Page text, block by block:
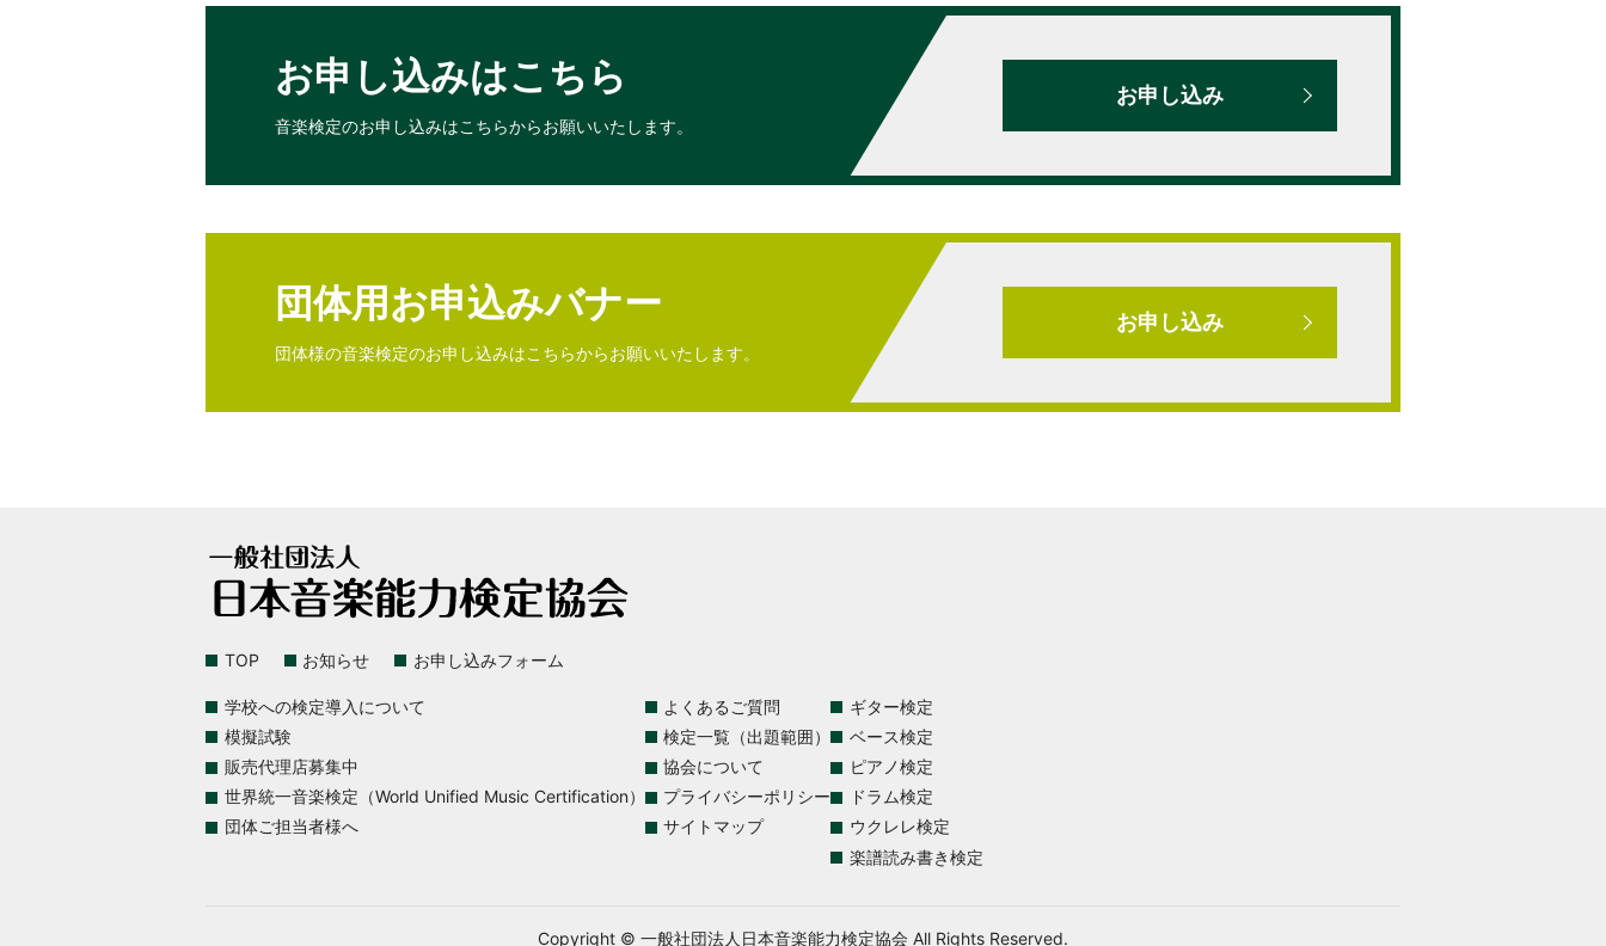
お申し込みはこちら
音楽検定のお申し込みはこちらからお願いいたします。
お申し込み
団体用お申込みバナー
団体様の音楽検定のお申し込みはこちらからお願いいたします。
お申し込み
TOP お知らせ お申し込みフォーム
学校への検定導入について
模擬試験
販売代理店募集中
世界統一音楽検定（World Unified Music Certification）
団体ご担当者様へ
よくあるご質問
検定一覧（出題範囲）
協会について
プライバシーポリシー
サイトマップ
ギター検定
ベース検定
ピアノ検定
ドラム検定
ウクレレ検定
楽譜読み書き検定
Copyright © 一般社団法人日本音楽能力検定協会 All Rights Reserved.